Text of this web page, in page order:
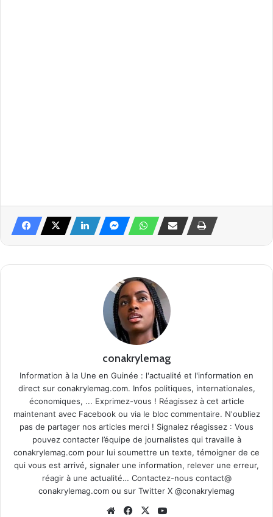
conakrylemag
Information à la Une en Guinée : l'actualité et l'information en
direct sur conakrylemag.com. Infos politiques, internationales,
économiques, ... Exprimez-vous ! Réagissez à cet article
maintenant avec Facebook ou via le bloc commentaire. N'oubliez
pas de partager nos articles merci ! Signalez réagissez : Vous
pouvez contacter l’équipe de journalistes qui travaille à
conakrylemag.com pour lui soumettre un texte, témoigner de ce
qui vous est arrivé, signaler une information, relever une erreur,
réagir à une actualité… Contactez-nous contact@
conakrylemag.com ou sur Twitter X @conakrylemag
WebsiteFacebook
X